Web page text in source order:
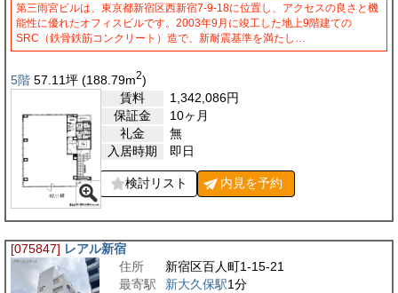
第三雨宮ビルは、東京都新宿区西新宿7-9-18に位置し、アクセスの良さと機
能性に優れたオフィスビルです。2003年9月に竣工した地上9階建ての
SRC（鉄骨鉄筋コンクリート）造で、新耐震基準を満たし…
5階 57.11坪 (188.79m2)
賃料
1,342,086円
保証金
10ヶ月
礼金
無
入居時期
即日
検討リスト 内見を予約
[075847] レアル新宿
住所
新宿区百人町1-15-21
最寄駅
新大久保駅1分